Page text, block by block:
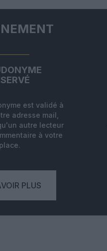
est validé à
adresse mail,
autre lecteur
à votre
place.
PLUS